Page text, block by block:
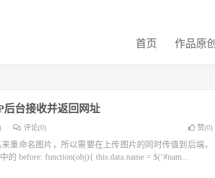
首页 作品原创
台接收并返回网址
评论(0) 赞(0)
重命名图片，所以需要在上传图片的同时传值到后端，
before: function(obj){ this.data.name = $(‘#nam...